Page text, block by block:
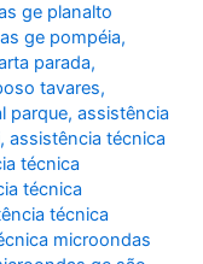
ge planalto
ge pompéia,
parada,
tavares,
parque,assistência
,assistência técnica
técnica
técnica
técnica
microondas